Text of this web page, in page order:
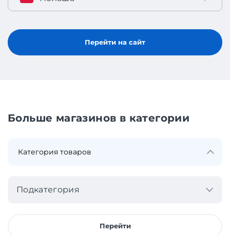
Перейти на сайт
Больше магазинов в категории
Подкатегория
Перейти